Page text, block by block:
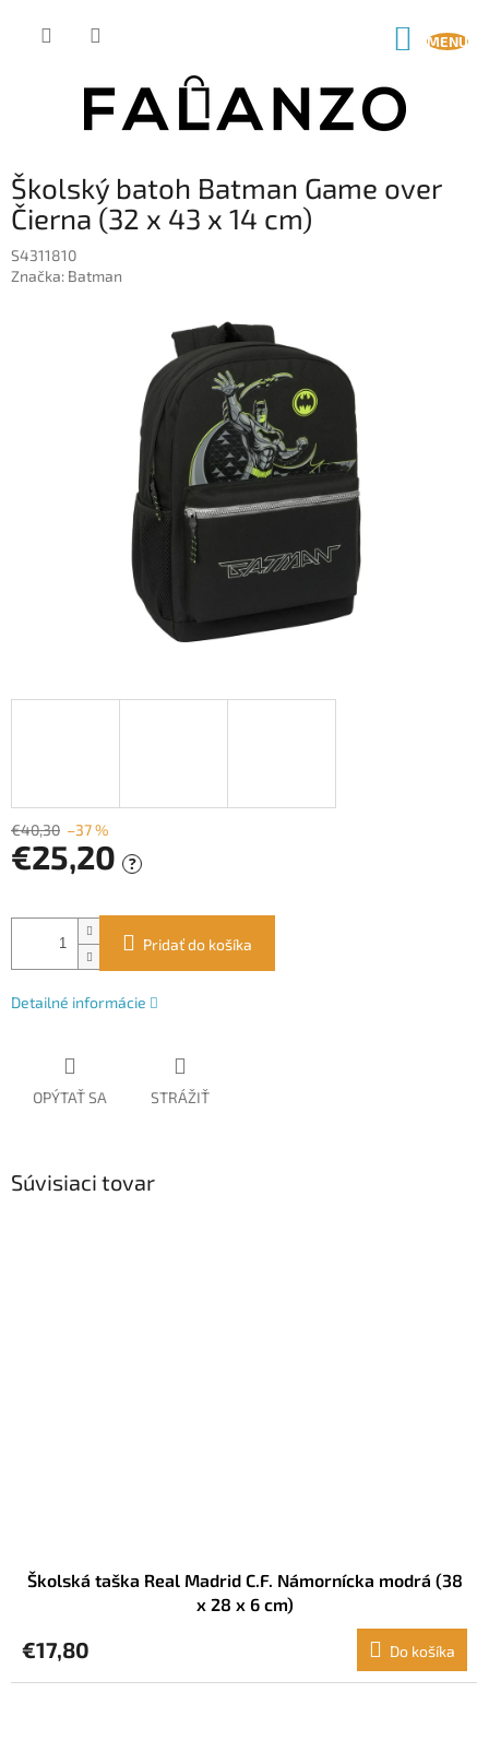
Školský batoh Batman Game over
Čierna (32 x 43 x 14 cm)
S4311810
Značka: Batman
€40,30 –37 %
€25,20 ?
cena:
Pridať do košíka
Detailné informácie
OPÝTAŤ SA STRÁŽIŤ
Súvisiaci tovar
Školská taška Real Madrid C.F. Námornícka modrá (38
x 28 x 6 cm)
€17,80 Do košíka